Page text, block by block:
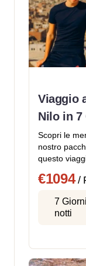
Viaggio
Nilo in 7
Scopri le
nostro
questo
€1094/
7
notti